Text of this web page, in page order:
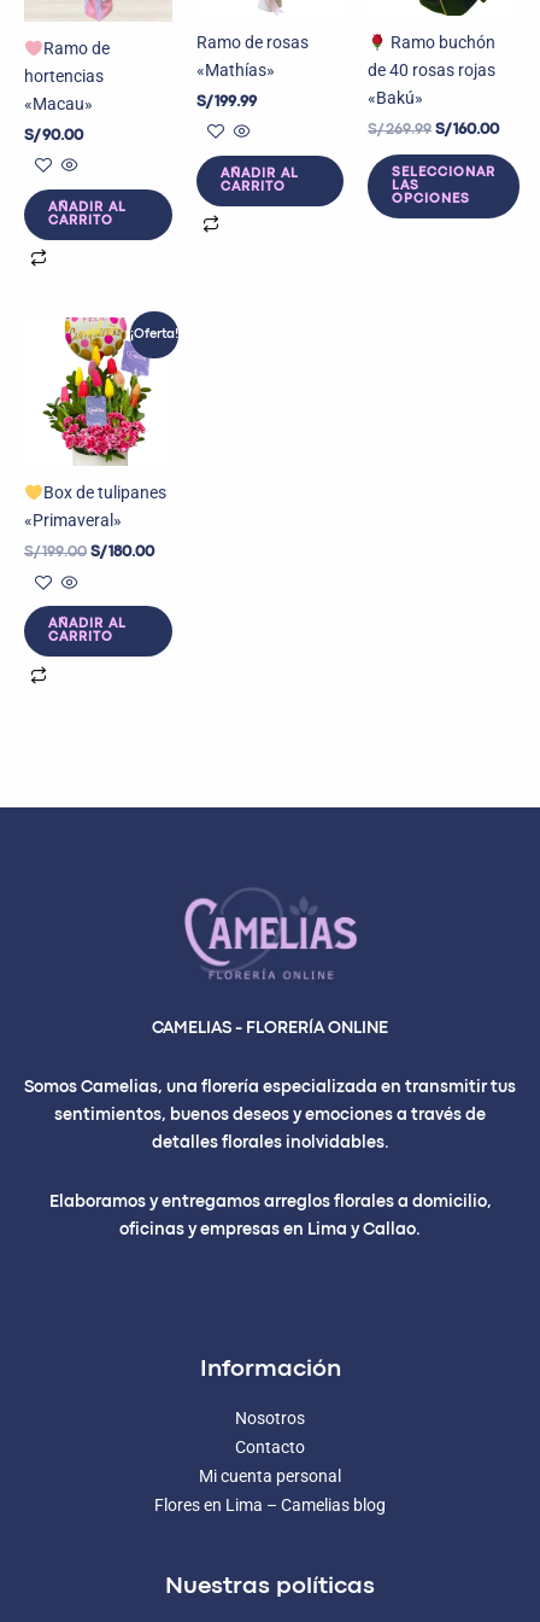
Ramo de
hortencias
«Macau»
S/90.00
AÑADIR AL
CARRITO
Ramo de rosas
«Mathías»
S/199.99
AÑADIR AL
CARRITO
Ramo buchón
de 40 rosas rojas
«Bakú»
S/269.99 S/160.00
SELECCIONAR
LAS
OPCIONES
¡Oferta!
Box de tulipanes
«Primaveral»
S/199.00
El
precio
original
era:
S/ 199.00.
S/180.00
El
precio
AÑADIR AL
CARRITO
CAMELIAS - FLORERÍA ONLINE
Somos Camelias, una florería especializada en transmitir tus
sentimientos, buenos deseos y emociones a través de
detalles florales inolvidables.
Elaboramos y entregamos arreglos florales a domicilio,
oficinas y empresas en Lima y Callao.
Información
Nosotros
Contacto
Mi cuenta personal
Flores en Lima – Camelias blog
Nuestras políticas